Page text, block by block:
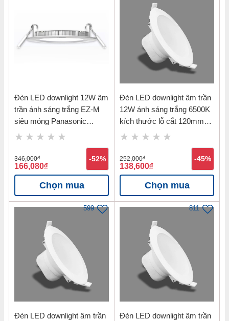
Đèn LED downlight 12W âm
trần ánh sáng trắng EZ-M
siêu mỏng Panasonic
NNNC7651288
346,000đ
166,080đ
-52%
Chọn mua
Đèn LED downlight âm trần
12W ánh sáng trắng 6500K
kích thước lỗ cắt 120mm
Nanoco NDL126
252,000đ
138,600đ
-45%
Chọn mua
599
Đèn LED downlight âm trần
811
Đèn LED downlight âm trần